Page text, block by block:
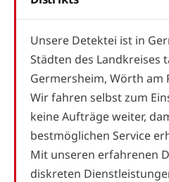
Unsere Detektei ist in
Städten des Landkreises
Germersheim, Wörth am
Wir fahren selbst zum
keine Aufträge weiter,
bestmöglichen Service
Mit unseren erfahrenen
diskreten